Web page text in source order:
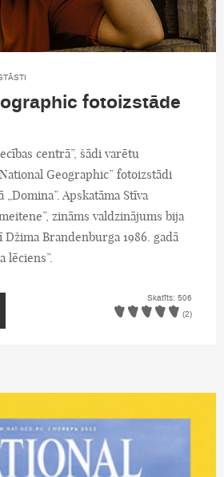
fotoizstāde
centrā”, šādi varētu
Geographic” fotoizstādi
Apskatāma Stīva
zināms valdzinājums bija
Brandenburga 1986. gadā
lēciens”.
Skatīts: 506
(2)